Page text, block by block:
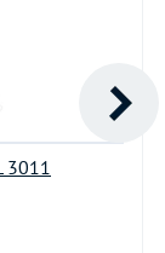
3011